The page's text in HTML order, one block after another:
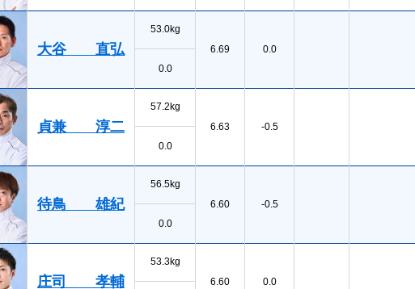
大谷 直弘
53.0kg
6.69
0.0
0.0
貞兼 淳二
57.2kg
6.63
-0.5
0.0
待鳥 雄紀
56.5kg
6.60
-0.5
0.0
庄司 孝輔
53.3kg
6.60
0.0